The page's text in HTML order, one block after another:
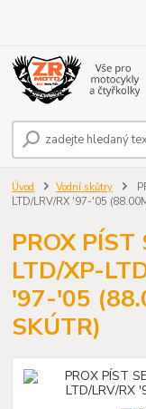
Úvod Vodní skůtry
LTD/LRV/RX '97-'05
PROX
LTD/XP-
'97-'05
SKÚTR)